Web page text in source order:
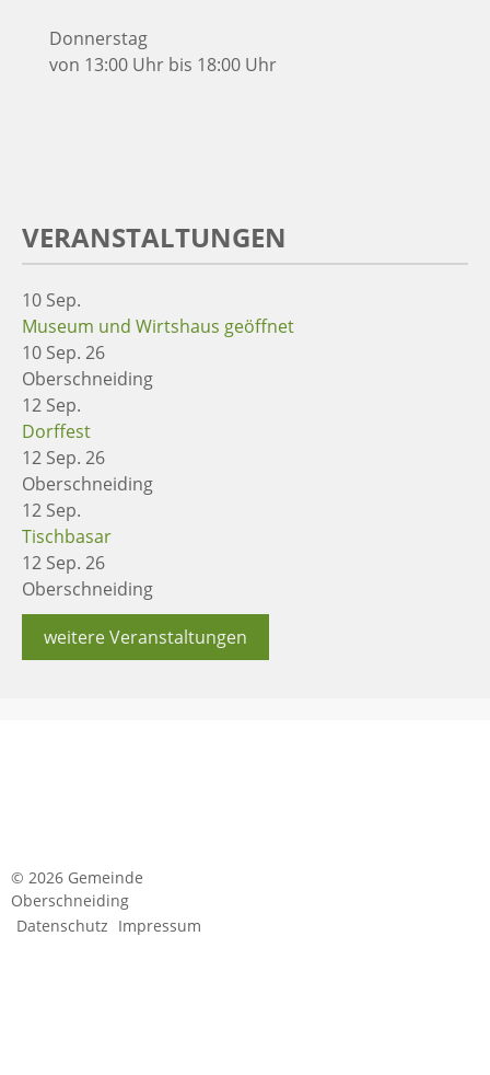
Donnerstag
von 13:00 Uhr bis 18:00 Uhr
VERANSTALTUNGEN
10 Sep.
Museum und Wirtshaus geöffnet
10 Sep. 26
Oberschneiding
12 Sep.
Dorffest
12 Sep. 26
Oberschneiding
12 Sep.
Tischbasar
12 Sep. 26
Oberschneiding
weitere Veranstaltungen
© 2026 Gemeinde
Oberschneiding
Datenschutz Impressum